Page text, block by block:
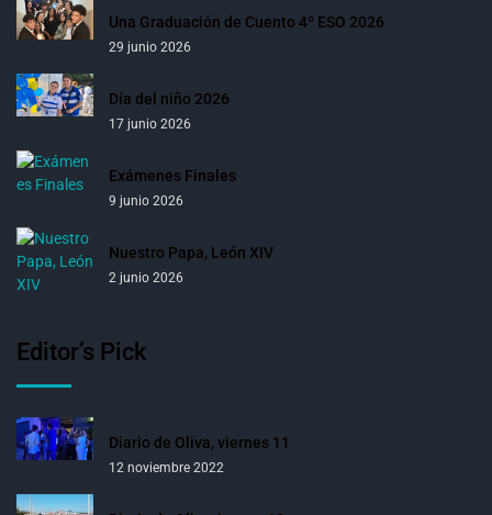
Una Graduación de Cuento 4º ESO 2026
29 junio 2026
Día del niño 2026
17 junio 2026
Exámenes Finales
9 junio 2026
Nuestro Papa, León XIV
2 junio 2026
Editor’s Pick
Diario de Oliva, viernes 11
12 noviembre 2022